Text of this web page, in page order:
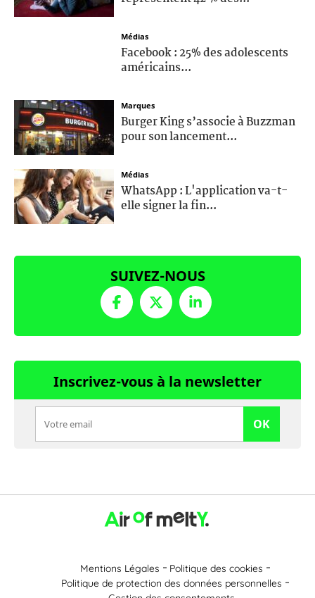
Médias
Facebook : 25% des adolescents
américains...
Marques
Burger King s’associe à Buzzman
pour son lancement...
Médias
WhatsApp : L'application va-t-
elle signer la fin...
SUIVEZ-NOUS
Inscrivez-vous à la newsletter
OK
Mentions Légales
Politique des cookies
Politique de protection des données personnelles